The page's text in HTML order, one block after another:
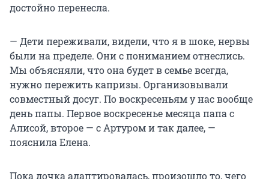
достойно перенесла.
— Дети переживали, видели, что я в шоке, нервы
были на пределе. Они с пониманием отнеслись.
Мы объясняли, что она будет в семье всегда,
нужно пережить капризы. Организовывали
совместный досуг. По воскресеньям у нас вообще
день папы. Первое воскресенье месяца папа с
Алисой, второе — с Артуром и так далее, —
пояснила Елена.
Пока дочка адаптировалась, произошло то, чего